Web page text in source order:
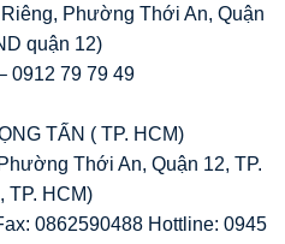
Phường Thới An, Quận
quận 12)
0912 79 79 49
TẤN ( TP. HCM)
Thới An, Quận 12, TP.
TP. HCM)
0862590488 Hottline: 0945